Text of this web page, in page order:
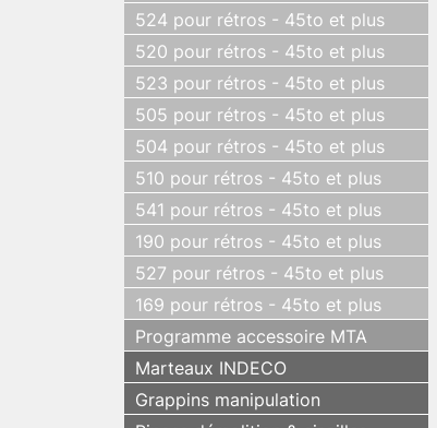
524 pour rétros - 45to et plus
520 pour rétros - 45to et plus
523 pour rétros - 45to et plus
505 pour rétros - 45to et plus
504 pour rétros - 45to et plus
510 pour rétros - 45to et plus
541 pour rétros - 45to et plus
190 pour rétros - 45to et plus
527 pour rétros - 45to et plus
169 pour rétros - 45to et plus
Programme accessoire MTA
Marteaux INDECO
Grappins manipulation